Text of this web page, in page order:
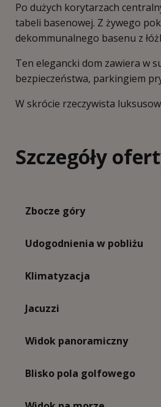
Po dużych korytarzach
tabeli basenowej. Z żywego
dekommunalnego basenu z
Ten elegancki dom zawiera w
bezpieczeństwa, parkingiem
W skrócie rzeczywista
Szczegóły
Zbocze góry
Udogodnienia w pobliżu
Klimatyzacja
Jacuzzi
Widok panoramiczny
Blisko pola golfowego